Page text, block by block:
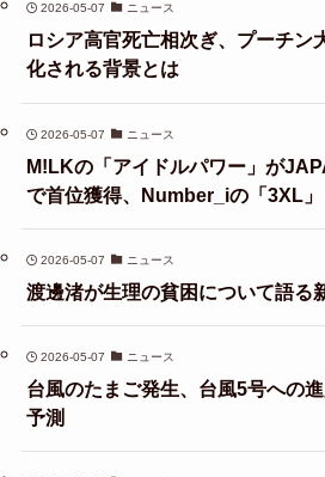
2026-05-07 ニュース
ロシア高官死亡相次ぎ、プーチン
化される背景とは
2026-05-07 ニュース
M!LKの「アイドルパワー」が
で首位獲得、Number_iの「3XL
2026-05-07 ニュース
渡邊渚が生理の貧困について語る
2026-05-07 ニュース
台風のたまご発生、台風5号への
予測